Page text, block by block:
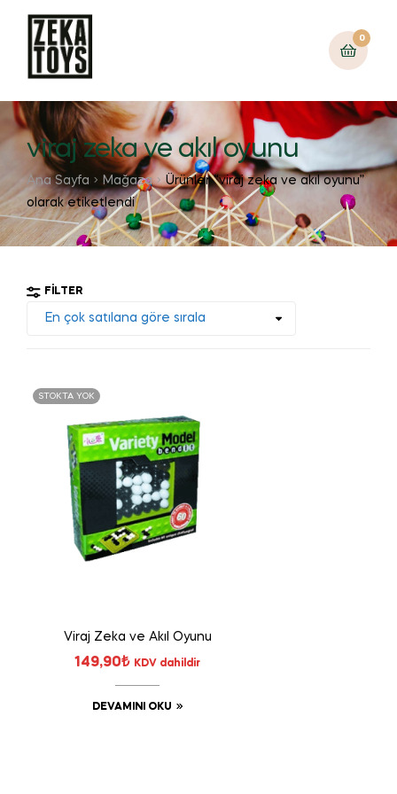
0
viraj zeka ve akıl oyunu
Ana Sayfa Mağaza
Ürünler “viraj zeka ve akıl oyunu”
olarak etiketlendi
FILTER
STOKTA YOK
Viraj Zeka ve Akıl Oyunu
149,90₺ KDV dahildir
DEVAMINI OKU